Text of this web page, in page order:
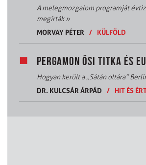
A melegmozgalom programját
megírták»
MORVAY PÉTER
/ KÜLFÖLD
PERGAMON ŐSI TITKA ÉS
Hogyan került a „Sátán oltára”
DR. KULCSÁR ÁRPÁD
/ HIT ÉS